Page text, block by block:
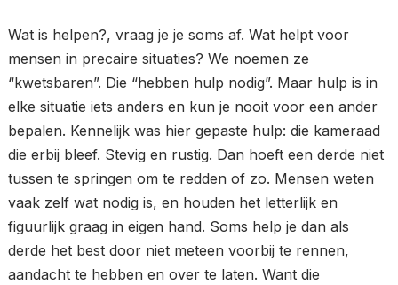
Wat is helpen?, vraag je je soms af. Wat helpt voor
mensen in precaire situaties? We noemen ze
“kwetsbaren”. Die “hebben hulp nodig”. Maar hulp is in
elke situatie iets anders en kun je nooit voor een ander
bepalen. Kennelijk was hier gepaste hulp: die kameraad
die erbij bleef. Stevig en rustig. Dan hoeft een derde niet
tussen te springen om te redden of zo. Mensen weten
vaak zelf wat nodig is, en houden het letterlijk en
figuurlijk graag in eigen hand. Soms help je dan als
derde het best door niet meteen voorbij te rennen,
aandacht te hebben en over te laten. Want die